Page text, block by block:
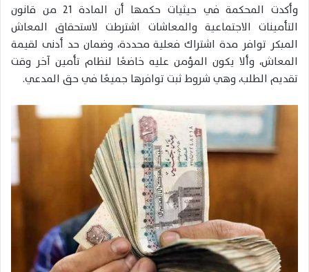
وأكدت المحكمة في حيثيات حكمها أن المادة 21 من قانون
التأمينات الاجتماعية والمعاشات اشترطت لاستحقاق المعاش
المبكر توافر مدة اشتراك فعلية محددة، وضمان حد أدنى لقيمة
المعاش، وألا يكون المؤمن عليه خاضعًا لنظام تأمين آخر وقت
تقديم الطلب، وهي شروط ثبت توافرها جميعًا في حق المدعي.